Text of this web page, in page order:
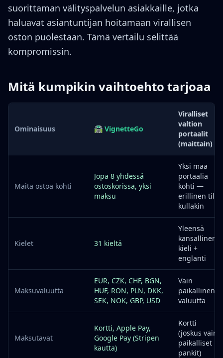
suorittaman välityspalvelun asiakkaille, jotka
haluavat asiantuntijan hoitamaan virallisen
oston puolestaan. Tämä vertailu selittää
kompromissin.
Mitä kumpikin vaihtoehto tarjoaa
Ominaisuus 🛣️ VignetteGo
Viralliset
valtion
portaalit
(maittain)
Maita ostoa kohti
Jopa 8 yhdessä
ostoskorissa, yksi
maksu
Yksi maa
portaalia
kohti —
erillinen tili
kullakin
Kielet 31 kieltä
Yleensä
kansallinen
kieli +
englanti
Maksuvaluutta
EUR, CZK, CHF, BGN,
HUF, RON, PLN, DKK,
SEK, NOK, GBP, USD
Vain
paikallinen
valuutta
Maksutavat
Kortti, Apple Pay,
Google Pay (Stripen
kautta)
Kortti
(joskus vain
paikalliset
pankit)